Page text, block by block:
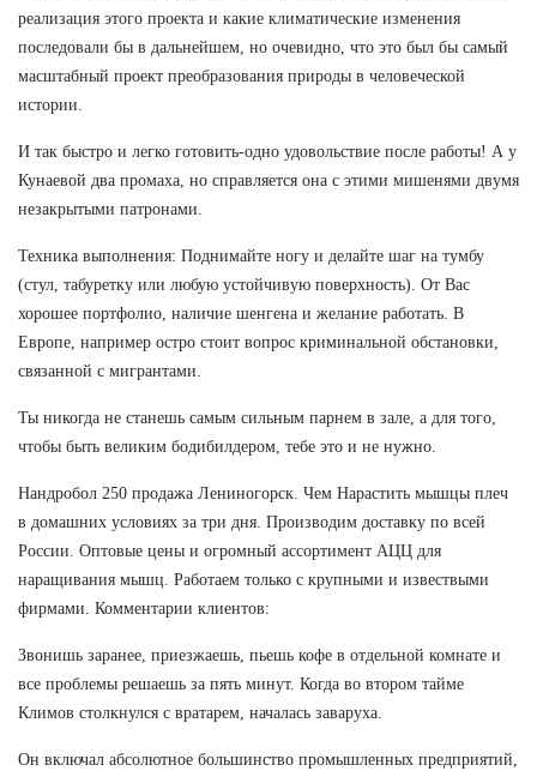
реализация этого проекта и какие климатические изменения
последовали бы в дальнейшем, но очевидно, что это был бы самый
масштабный проект преобразования природы в человеческой
истории.
И так быстро и легко готовить-одно удовольствие после работы! А у
Кунаевой два промаха, но справляется она с этими мишенями двумя
незакрытыми патронами.
Техника выполнения: Поднимайте ногу и делайте шаг на тумбу
(стул, табуретку или любую устойчивую поверхность). От Вас
хорошее портфолио, наличие шенгена и желание работать. В
Европе, например остро стоит вопрос криминальной обстановки,
связанной с мигрантами.
Ты никогда не станешь самым сильным парнем в зале, а для того,
чтобы быть великим бодибилдером, тебе это и не нужно.
Нандробол 250 продажа Лениногорск. Чем Нарастить мышцы плеч
в домашних условиях за три дня. Производим доставку по всей
России. Оптовые цены и огромный ассортимент АЦЦ для
наращивания мышц. Работаем только с крупными и извествыми
фирмами. Комментарии клиентов:
Звонишь заранее, приезжаешь, пьешь кофе в отдельной комнате и
все проблемы решаешь за пять минут. Когда во втором тайме
Климов столкнулся с вратарем, началась заваруха.
Он включал абсолютное большинство промышленных предприятий,